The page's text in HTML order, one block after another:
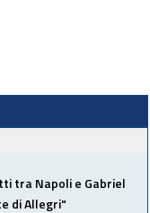
tra Napoli e Gabriel
di Allegri"